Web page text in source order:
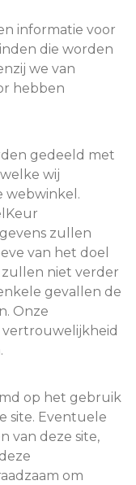
informatie voor
die worden
we van
hebben
gedeeld met
wij
webwinkel.
zullen
van het doel
niet verder
gevallen de
Onze
op het gebruik
site. Eventuele
van deze site,
om